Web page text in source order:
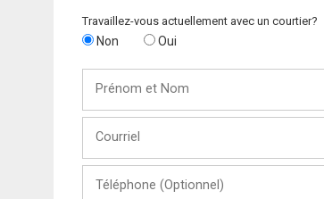
Travaillez-vous actuellement avec un courtier?
Non Oui
Nom
(Optionnel)